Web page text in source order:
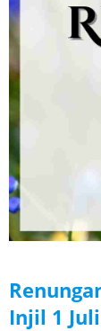
Injil 1 Juli